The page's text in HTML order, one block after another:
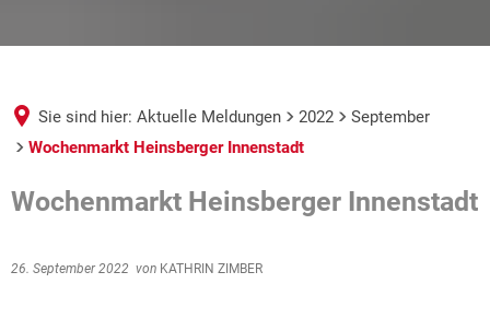
Sie sind hier: Aktuelle Meldungen 2022
September
Wochenmarkt Heinsberger Innenstadt
Wochenmarkt Heinsberger Innenstadt
26. September 2022 von KATHRIN ZIMBER